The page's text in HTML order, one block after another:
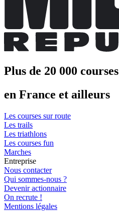
Plus de 20 000 courses
en France et ailleurs
Les courses sur route
Les trails
Les triathlons
Les courses fun
Marches
Entreprise
Nous contacter
Qui sommes-nous ?
Devenir actionnaire
On recrute !
Mentions légales